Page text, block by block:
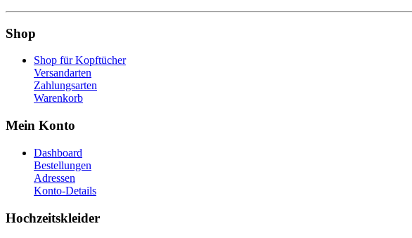
Shop
Shop für Kopftücher
Versandarten
Zahlungsarten
Warenkorb
Mein Konto
Dashboard
Bestellungen
Adressen
Konto-Details
Hochzeitskleider